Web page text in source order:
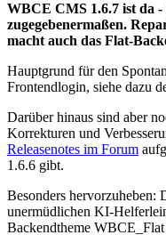
WBCE CMS 1.6.7 ist da
zugegebenermaßen.
macht auch das Flat-
Hauptgrund für den
Frontendlogin, siehe dazu
Darüber hinaus sind aber
Korrekturen und
Releasenotes im Forum
1.6.6 gibt.
Besonders hervorzuheben:
unermüdlichen KI-
Backendtheme